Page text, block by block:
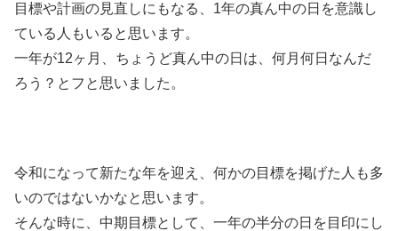
目標や計画の見直しにもなる、1年の真ん中の日を意識し
ている人もいると思います。
一年が12ヶ月、ちょうど真ん中の日は、何月何日なんだ
ろう？とフと思いました。
令和になって新たな年を迎え、何かの目標を掲げた人も多
いのではないかなと思います。
そんな時に、中期目標として、一年の半分の日を目印にし